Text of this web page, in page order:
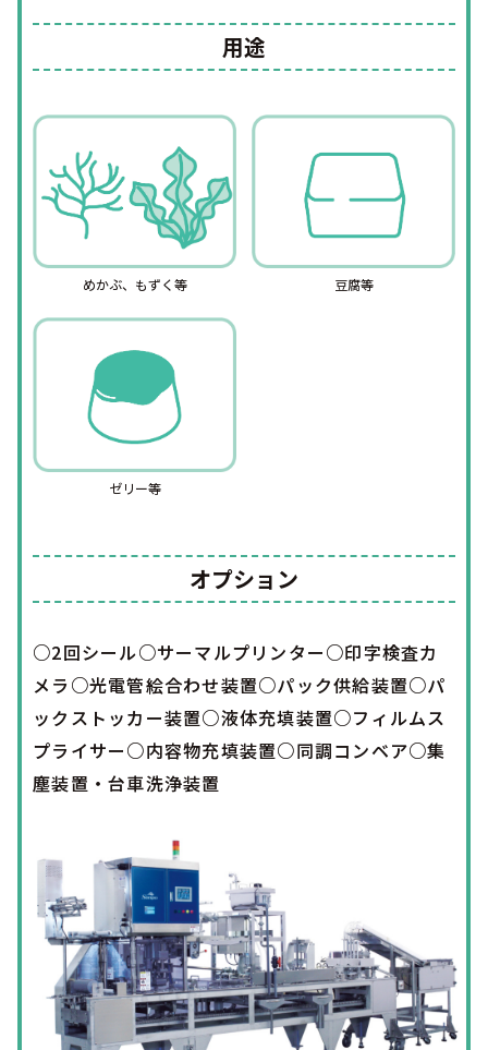
用途
めかぶ、もずく等 豆腐等
ゼリー等
オプション
○2回シール○サーマルプリンター○印字検査カ
メラ○光電管絵合わせ装置○パック供給装置○パ
ックストッカー装置○液体充填装置○フィルムス
プライサー○内容物充填装置○同調コンベア○集
塵装置・台車洗浄装置